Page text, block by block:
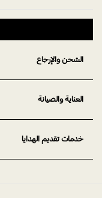
الشحن والإرجاع
العناية والصيانة
خدمات تقديم الهدايا